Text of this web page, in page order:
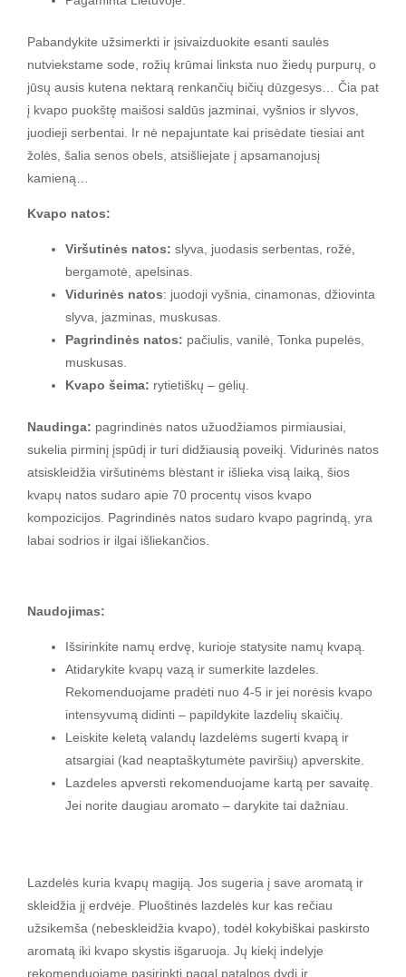
Pabandykite užsimerkti ir įsivaizduokite esanti saulės
nutviekstame sode, rožių krūmai linksta nuo žiedų purpurų, o
jūsų ausis kutena nektarą renkančių bičių dūzgesys… Čia pat
į kvapo puokštę maišosi saldūs jazminai, vyšnios ir slyvos,
juodieji serbentai. Ir nė nepajuntate kai prisėdate tiesiai ant
žolės, šalia senos obels, atsišliejate į apsamanojusį
kamieną…
Kvapo natos:
Viršutinės natos: slyva, juodasis serbentas, rožė,
bergamotė, apelsinas.
Vidurinės natos: juodoji vyšnia, cinamonas, džiovinta
slyva, jazminas, muskusas.
Pagrindinės natos: pačiulis, vanilė, Tonka pupelės,
muskusas.
Kvapo šeima: rytietiškų – gėlių.
Naudinga: pagrindinės natos užuodžiamos pirmiausiai,
sukelia pirminį įspūdį ir turi didžiausią poveikį. Vidurinės natos
atsiskleidžia viršutinėms blėstant ir išlieka visą laiką, šios
kvapų natos sudaro apie 70 procentų visos kvapo
kompozicijos. Pagrindinės natos sudaro kvapo pagrindą, yra
labai sodrios ir ilgai išliekančios.
Naudojimas:
Išsirinkite namų erdvę, kurioje statysite namų kvapą.
Atidarykite kvapų vazą ir sumerkite lazdeles.
Rekomenduojame pradėti nuo 4-5 ir jei norėsis kvapo
intensyvumą didinti – papildykite lazdelių skaičių.
Leiskite keletą valandų lazdelėms sugerti kvapą ir
atsargiai (kad neaptaškytumėte paviršių) apverskite.
Lazdeles apversti rekomenduojame kartą per savaitę.
Jei norite daugiau aromato – darykite tai dažniau.
Lazdelės kuria kvapų magiją. Jos sugeria į save aromatą ir
skleidžia jį erdvėje. Pluoštinės lazdelės kur kas rečiau
užsikemša (nebeskleidžia kvapo), todėl kokybiškai paskirsto
aromatą iki kvapo skystis išgaruoja. Jų kiekį indelyje
rekomenduojame pasirinkti pagal patalpos dydį ir